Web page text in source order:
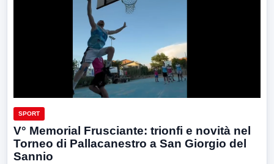
SPORT
V° Memorial Frusciante: trionfi e novità nel
Torneo di Pallacanestro a San Giorgio del
Sannio